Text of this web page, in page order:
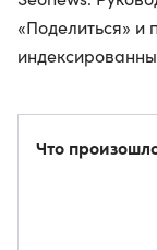
«Поделиться» и
Что